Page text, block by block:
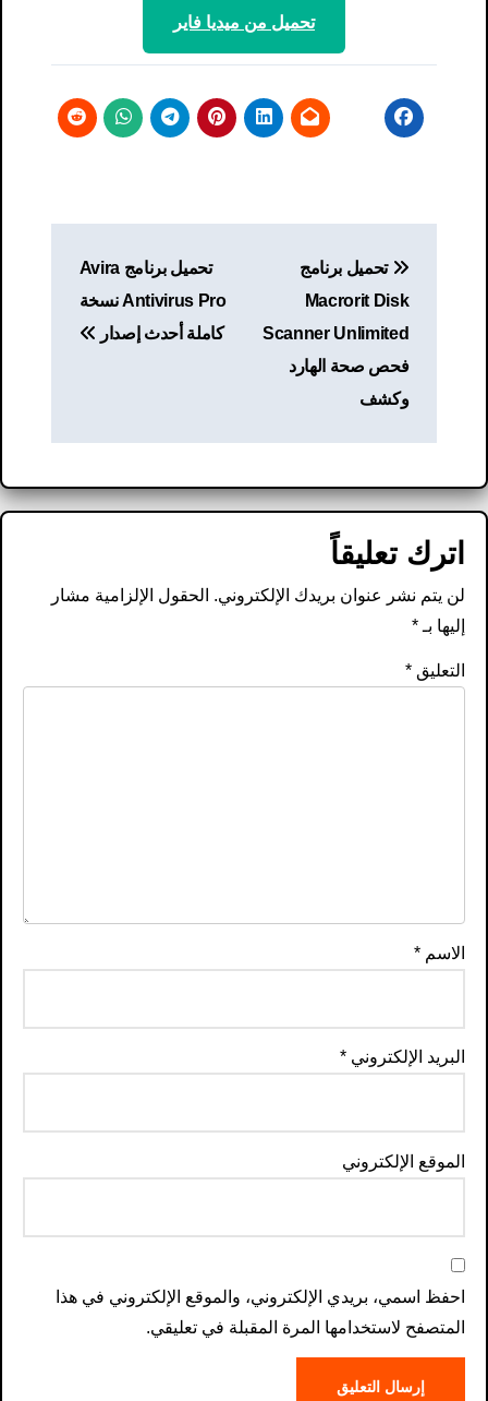
تحميل من ميديا ​​فاير
المقالات
تحميل برنامج
Macrorit Disk
Scanner Unlimited
فحص صحة الهارد
وكشف
تحميل برنامج Avira
Antivirus Pro نسخة
كاملة أحدث إصدار
اترك تعليقاً
لن يتم نشر عنوان بريدك الإلكتروني. الحقول الإلزامية مشار
إليها بـ*
التعليق*
الاسم*
البريد الإلكتروني*
الموقع الإلكتروني
احفظ اسمي، بريدي الإلكتروني، والموقع الإلكتروني في هذا
المتصفح لاستخدامها المرة المقبلة في تعليقي.